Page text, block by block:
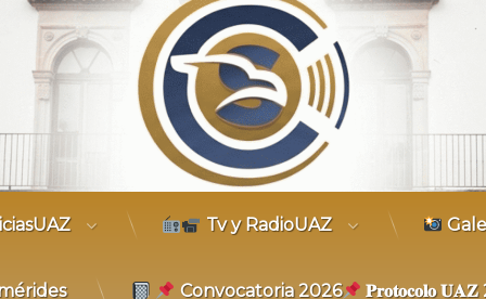
Tv y RadioUAZ
Convocatoria 2026 𝐏𝐫𝐨𝐭𝐨𝐜𝐨𝐥𝐨